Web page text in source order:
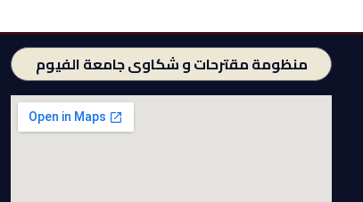
منظومة مقترحات و شكاوى جامعة الفيوم